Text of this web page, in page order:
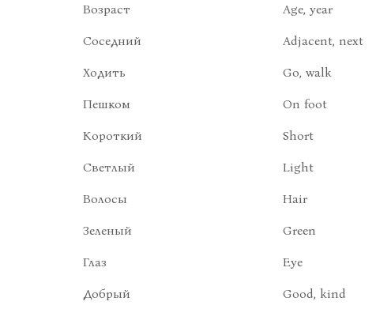
Возраст Age, year
Соседний Adjacent, next
Ходить Go, walk
Пешком On foot
Короткий Short
Светлый Light
Волосы Hair
Зеленый Green
Глаз Eye
Добрый Good, kind